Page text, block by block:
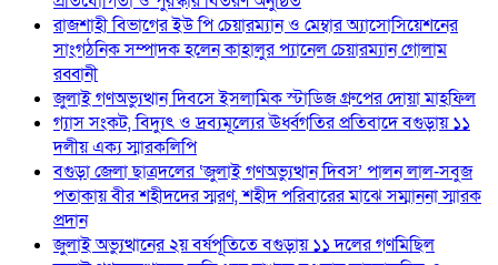
রাজশাহী বিভাগের ইউ পি চেয়ারম্যান ও মেম্বার অ্যাসোসিয়েশনের
সাংগঠনিক সম্পাদক হলেন কাহালুর প্যানেল চেয়ারম্যান গোলাম
রব্বানী
জুলাই গণঅভ্যুত্থান দিবসে ইসলামিক স্টাডিজ গ্রুপের দোয়া মাহফিল
গ্যাস সংকট, বিদ্যুৎ ও দ্রব্যমূল্যের ঊর্ধ্বগতির প্রতিবাদে বগুড়ায় ১১
দলীয় এক্য স্মারকলিপি
বগুড়া জেলা ছাত্রদলের ‘জুলাই গণঅভ্যুত্থান দিবস’ পালন লাল-সবুজ
পতাকায় বীর শহীদদের স্মরণ, শহীদ পরিবারের মাঝে সম্মাননা স্মারক
প্রদান
জুলাই অভ্যুত্থানের ২য় বর্ষপূতিতে বগুড়ায় ১১ দলের গণমিছিল